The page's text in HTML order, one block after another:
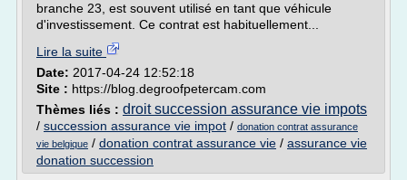
branche 23, est souvent utilisé en tant que véhicule
d'investissement. Ce contrat est habituellement...
Lire la suite
Date: 2017-04-24 12:52:18
Site : https://blog.degroofpetercam.com
Thèmes liés : droit succession assurance vie impots
/ succession assurance vie impot / donation contrat assurance
vie belgique / donation contrat assurance vie / assurance vie
donation succession